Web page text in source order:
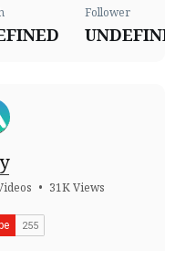
Follower
UNDEFINED
• 31K Views